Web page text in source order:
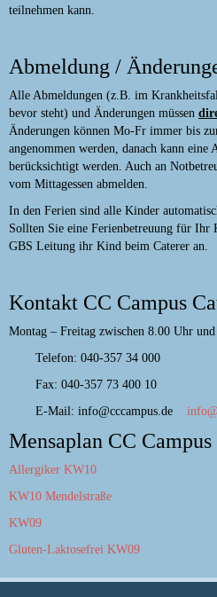
teilnehmen kann.
Abmeldung /
Alle Abmeldungen (z.B. im
bevor steht) und Änderungen müssen
Änderungen können Mo-Fr immer bis
angenommen werden, danach kann eine
berücksichtigt werden. Auch an
vom Mittagessen abmelden.
In den Ferien sind alle Kinder
Sollten Sie eine Ferienbetreuung für Ihr
GBS Leitung ihr Kind beim Caterer an.
Kontakt CC Campus
Montag – Freitag zwischen 8.00 Uhr
Telefon: 040-357 34 000
Fax: 040-357 73 400 10
E-Mail: info@cccampus.de
Mensaplan CC
Allergiker KW10
KW10 Mendelstraße
KW09
Gluten-Laktosefrei KW09